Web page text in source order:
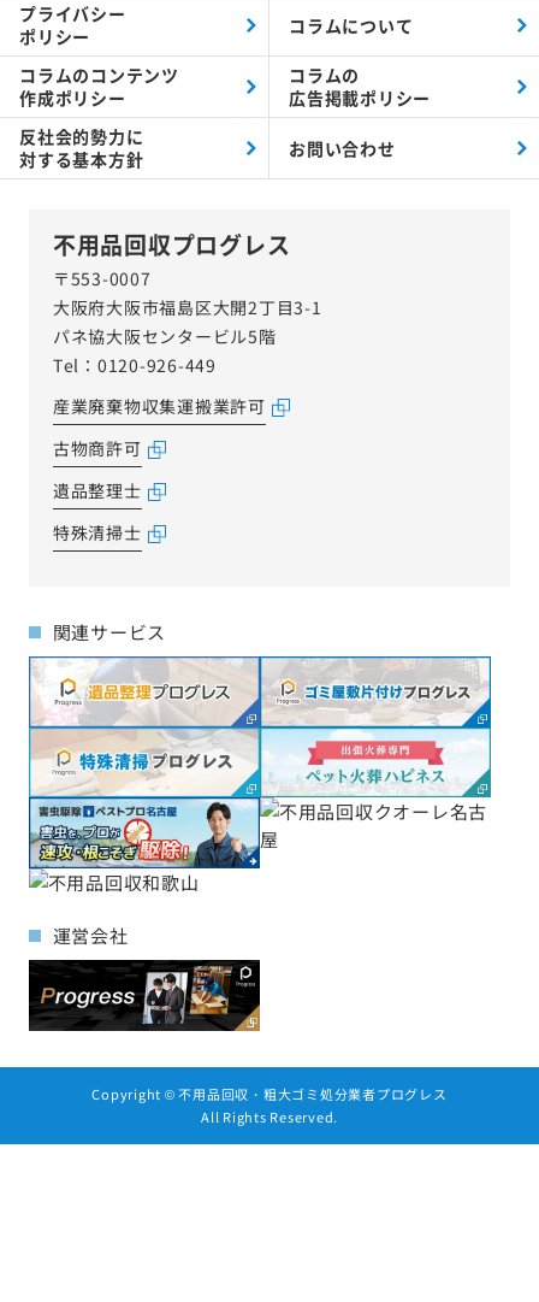
不用品回収プログレス
〒553-0007
大阪府大阪市福島区大開2丁目3-1
パネ協大阪センタービル5階
Tel：0120-926-449
産業廃棄物収集運搬業許可
古物商許可
遺品整理士
特殊清掃士
プライバシー
ポリシー
コラムについて
コラムの コンテンツ
作成ポリシー
コラムの
広告掲載ポリシー
反社会的勢力に
対する基本方針 お問い合わせ
関連サービス
運営会社
Copyright ©不用品回収・粗大ゴミ処分業者プログレス
All Rights Reserved.